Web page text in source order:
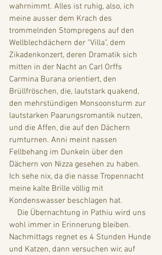
wahrnimmt. Alles ist ruhig, also, ich
meine ausser dem Krach des
trommelnden Stompregens auf den
Wellblechdächern der "Villa", dem
Zikadenkonzert, deren Dramatik sich
mitten in der Nacht an Carl Orffs
Carmina Burana orientiert, den
Brüllfröschen, die, lautstark quakend,
den mehrstündigen Monsoonsturm zur
lautstarken Paarungsromantik nutzen,
und die Affen, die auf den Dächern
rumturnen. Anni meint nassen
Fellbehang im Dunkeln über den
Dächern von Nizza gesehen zu haben.
Ich sehe nix, da die nasse Tropennacht
meine kalte Brille völlig mit
Kondenswasser beschlagen hat.
wohl immer in Erinnerung bleiben.
Nachmittags regnet es 4 Stunden Hunde
und Katzen, dann versuchen wir, auf